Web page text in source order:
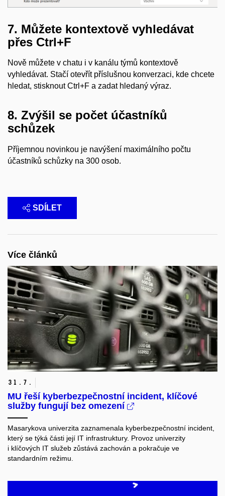
7. Můžete kontextově vyhledávat
přes Ctrl+F
Nově můžete v chatu i v kanálu týmů kontextově
vyhledávat. Stačí otevřít příslušnou konverzaci, kde chcete
hledat, stisknout Ctrl+F a zadat hledaný výraz.
8. Zvýšil se počet účastníků
schůzek
Příjemnou novinkou je navýšení maximálního počtu
účastníků schůzky na 300 osob.
SDÍLET
Více článků
31. 7.
MU řeší kyberbezpečnostní incident, klíčové
služby fungují bez omezení
Masarykova univerzita zaznamenala kyberbezpečnostní incident,
který se týká části její IT infrastruktury. Provoz univerzity
i klíčových IT služeb zůstává zachován a pokračuje ve
standardním režimu.